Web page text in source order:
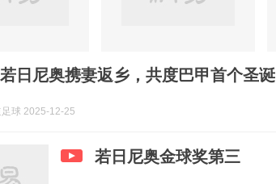
日尼奥携妻返乡，共度巴甲首个圣诞
足球 2025-12-25
若日尼奥金球奖第三